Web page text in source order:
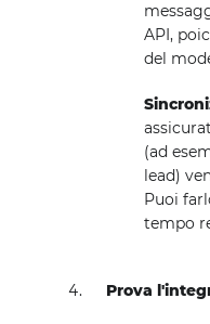
API,
del
(ad
lead)
Puoi
tempo
Prova